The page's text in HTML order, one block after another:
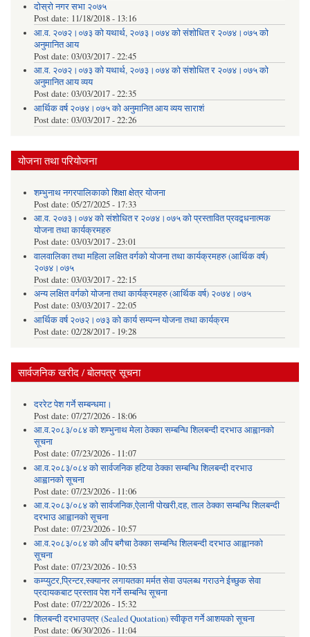
दोस्रो नगर सभा २०७५
Post date: 11/18/2018 - 13:16
आ.व. २०७२।०७३ को यथार्थ, २०७३।०७४ को संशोधित र २०७४।०७५ को
अनुमानित आय
Post date: 03/03/2017 - 22:45
आ.व. २०७२।०७३ को यथार्थ, २०७३।०७४ को संशोधित र २०७४।०७५ को
अनुमानित आय व्यय
Post date: 03/03/2017 - 22:35
आर्थिक वर्ष २०७४।०७५ को अनुमानित आय व्यय साराशं
Post date: 03/03/2017 - 22:26
योजना तथा परियोजना
शम्भुनाथ नगरपालिकाको शिक्षा क्षेत्र योजना
Post date: 05/27/2025 - 17:33
आ.व. २०७३।०७४ को संशोधित र २०७४।०७५ को प्रस्तावित प्रवद्र्धनात्मक
योजना तथा कार्यक्रमहरु
Post date: 03/03/2017 - 23:01
वालवालिका तथा महिला लक्षित वर्गको योजना तथा कार्यक्रमहरु (आर्थिक वर्ष)
२०७४।०७५
Post date: 03/03/2017 - 22:15
अन्य लक्षित वर्गको योजना तथा कार्यक्रमहरु (आर्थिक वर्ष) २०७४।०७५
Post date: 03/03/2017 - 22:05
आर्थिक वर्ष २०७२।०७३ को कार्य सम्पन्न योजना तथा कार्यक्रम
Post date: 02/28/2017 - 19:28
सार्वजनिक खरीद / बोलपत्र सूचना
दररेट पेश गर्ने सम्बन्धमा।
Post date: 07/27/2026 - 18:06
आ.व.२०८३/०८४ को शम्भुनाथ मेला ठेक्का सम्बन्धि शिलबन्दी दरभाउ आह्वानको
सूचना
Post date: 07/23/2026 - 11:07
आ.व.२०८३/०८४ को सार्वजनिक हटिया ठेक्का सम्बन्धि शिलबन्दी दरभाउ
आह्वानको सूचना
Post date: 07/23/2026 - 11:06
आ.व.२०८३/०८४ को सार्वजनिक,ऐलानी पोखरी,दह, ताल ठेक्का सम्बन्धि शिलबन्दी
दरभाउ आह्वानको सूचना
Post date: 07/23/2026 - 10:57
आ.व.२०८३/०८४ को आँप बगैचा ठेक्का सम्बन्धि शिलबन्दी दरभाउ आह्वानको
सूचना
Post date: 07/23/2026 - 10:53
कम्प्युटर,प्रिन्टर,स्क्यानर लगायतका मर्मत सेवा उपलब्ध गराउने ईच्छुक सेवा
प्रदायकबाट प्रस्ताव पेश गर्ने सम्बन्धि सूचना
Post date: 07/22/2026 - 15:32
शिलबन्दी दरभाउपत्र (Sealed Quotation) स्वीकृत गर्ने आशयको सूचना
Post date: 06/30/2026 - 11:04